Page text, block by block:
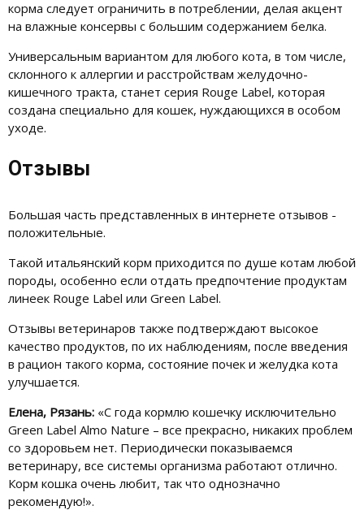
корма следует ограничить в потреблении, делая акцент
на влажные консервы с большим содержанием белка.
Универсальным вариантом для любого кота, в том числе,
склонного к аллергии и расстройствам желудочно-
кишечного тракта, станет серия Rouge Label, которая
создана специально для кошек, нуждающихся в особом
уходе.
Отзывы
Большая часть представленных в интернете отзывов -
положительные.
Такой итальянский корм приходится по душе котам любой
породы, особенно если отдать предпочтение продуктам
линеек Rouge Label или Green Label.
Отзывы ветеринаров также подтверждают высокое
качество продуктов, по их наблюдениям, после введения
в рацион такого корма, состояние почек и желудка кота
улучшается.
Елена, Рязань: «С года кормлю кошечку исключительно
Green Label Almo Nature – все прекрасно, никаких проблем
со здоровьем нет. Периодически показываемся
ветеринару, все системы организма работают отлично.
Корм кошка очень любит, так что однозначно
рекомендую!».